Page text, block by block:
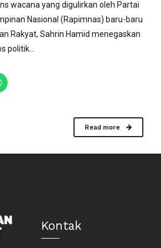
wacana yang digulirkan oleh Partai
Nasional (Rapimnas) baru-baru
Rakyat, Sahrin Hamid menegaskan
politik...
Read more
Kontak